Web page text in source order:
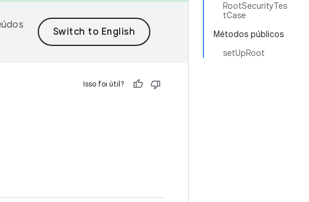
RootSecurityTes
tCase
Métodos públicos
setUpRoot
Isso foi útil?